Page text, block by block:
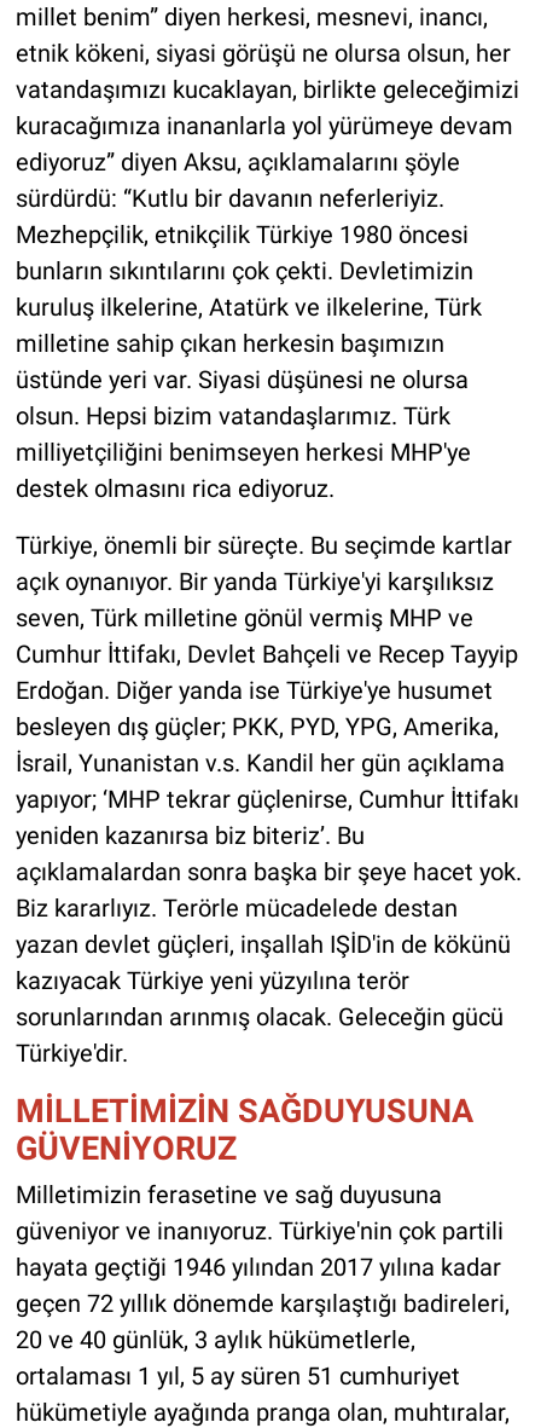
millet benim” diyen herkesi, mesnevi, inancı,
etnik kökeni, siyasi görüşü ne olursa olsun, her
vatandaşımızı kucaklayan, birlikte geleceğimizi
kuracağımıza inananlarla yol yürümeye devam
ediyoruz” diyen Aksu, açıklamalarını şöyle
sürdürdü: “Kutlu bir davanın neferleriyiz.
Mezhepçilik, etnikçilik Türkiye 1980 öncesi
bunların sıkıntılarını çok çekti. Devletimizin
kuruluş ilkelerine, Atatürk ve ilkelerine, Türk
milletine sahip çıkan herkesin başımızın
üstünde yeri var. Siyasi düşünesi ne olursa
olsun. Hepsi bizim vatandaşlarımız. Türk
milliyetçiliğini benimseyen herkesi MHP'ye
destek olmasını rica ediyoruz.
Türkiye, önemli bir süreçte. Bu seçimde kartlar
açık oynanıyor. Bir yanda Türkiye'yi karşılıksız
seven, Türk milletine gönül vermiş MHP ve
Cumhur İttifakı, Devlet Bahçeli ve Recep Tayyip
Erdoğan. Diğer yanda ise Türkiye'ye husumet
besleyen dış güçler; PKK, PYD, YPG, Amerika,
İsrail, Yunanistan v.s. Kandil her gün açıklama
yapıyor; ‘MHP tekrar güçlenirse, Cumhur İttifakı
yeniden kazanırsa biz biteriz’. Bu
açıklamalardan sonra başka bir şeye hacet yok.
Biz kararlıyız. Terörle mücadelede destan
yazan devlet güçleri, inşallah IŞİD'in de kökünü
kazıyacak Türkiye yeni yüzyılına terör
sorunlarından arınmış olacak. Geleceğin gücü
Türkiye'dir.
MİLLETİMİZİN SAĞDUYUSUNA
GÜVENİYORUZ
Milletimizin ferasetine ve sağ duyusuna
güveniyor ve inanıyoruz. Türkiye'nin çok partili
hayata geçtiği 1946 yılından 2017 yılına kadar
geçen 72 yıllık dönemde karşılaştığı badireleri,
20 ve 40 günlük, 3 aylık hükümetlerle,
ortalaması 1 yıl, 5 ay süren 51 cumhuriyet
hükümetiyle ayağında pranga olan, muhtıralar,